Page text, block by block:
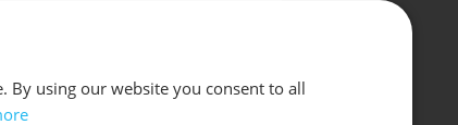
By using our website you consent to all